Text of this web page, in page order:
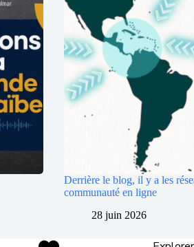
Derrière le blog, il y a les
communauté en ligne
28 juin 2026